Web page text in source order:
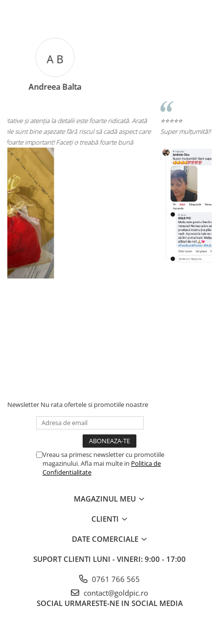
⭐⭐⭐⭐⭐
Super mulțumită!! Sunt superbi cerceii!!!
Newsletter Nu rata ofertele si promotiile noastre
Vreau sa primesc newsletter cu promotiile
magazinului. Afla mai multe in Politica de
Confidentialitate
MAGAZINUL MEU
CLIENTI
DATE COMERCIALE
SUPORT CLIENTI LUNI - VINERI: 9:00 - 17:00
0761 766 565
contact@goldpic.ro
SOCIAL URMARESTE-NE IN SOCIAL MEDIA